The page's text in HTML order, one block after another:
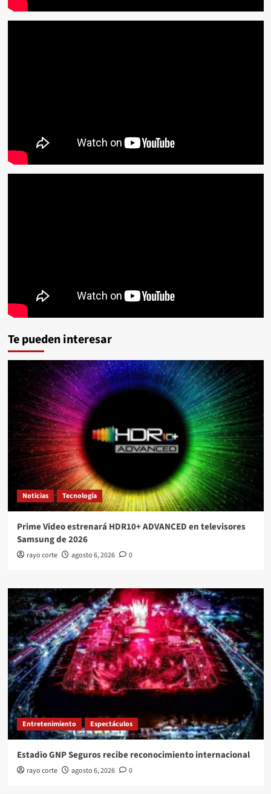
Te pueden interesar
Noticias Tecnología
Prime Video estrenará HDR10+ ADVANCED en televisores
Samsung de 2026
rayo corte agosto 6, 2026 0
Entretenimiento Espectáculos
Estadio GNP Seguros recibe reconocimiento internacional
rayo corte agosto 6, 2026 0